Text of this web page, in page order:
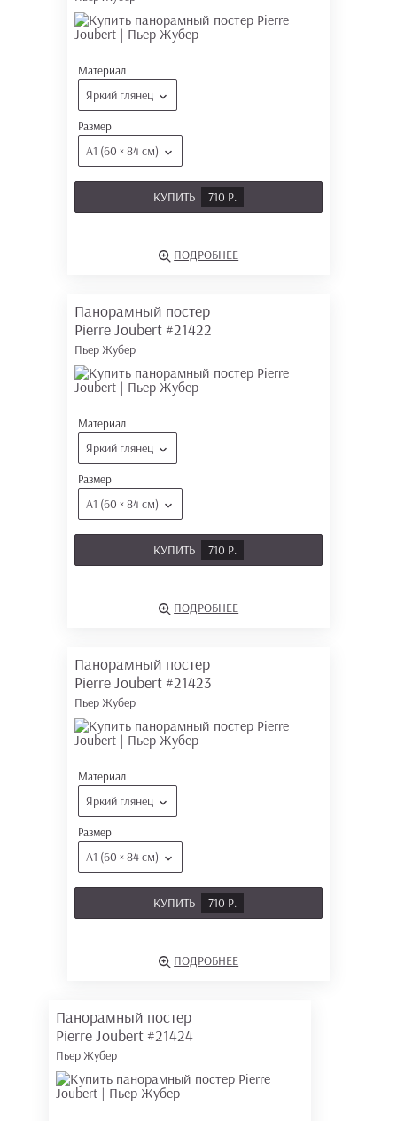
Материал
Яркий глянец
Размер
А1 (60 × 84 см)
КУПИТЬ 710 Р.
ПОДРОБНЕЕ
Панорамный постер
Pierre Joubert #21422
Пьер Жубер
Материал
Яркий глянец
Размер
А1 (60 × 84 см)
КУПИТЬ 710 Р.
ПОДРОБНЕЕ
Панорамный постер
Pierre Joubert #21423
Пьер Жубер
Материал
Яркий глянец
Размер
А1 (60 × 84 см)
КУПИТЬ 710 Р.
ПОДРОБНЕЕ
Панорамный постер
Pierre Joubert #21424
Пьер Жубер